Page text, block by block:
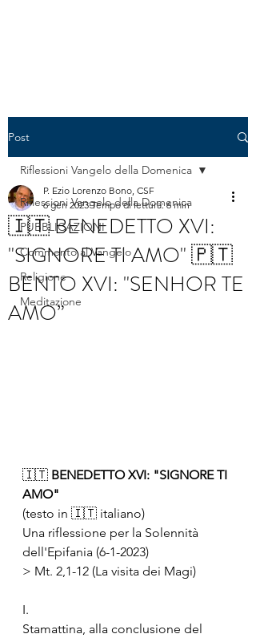
Post
Riflessioni Vangelo della Domenica
PUBBLICAZIONI
Commento al Vangelo
Religione
Meditazione
Riflessioni Vangelo della Domenica
🇮🇹 BENEDETTO XVI:
"SIGNORE TI AMO" 🇵🇹
BENTO XVI: "SENHOR TE
AMO”
P. Ezio Lorenzo Bono, CSF
6 gen 2023 Tempo di lettura: 6 min
🇮🇹 BENEDETTO XVI: "SIGNORE TI
AMO"
(testo in 🇮🇹 italiano)
Una riflessione per la Solennità
dell'Epifania (6-1-2023)
> Mt. 2,1-12 (La visita dei Magi)
I.
Stamattina, alla conclusione del